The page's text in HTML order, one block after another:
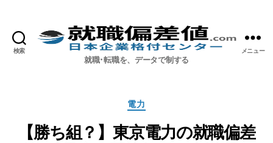
検索 就職偏差値.com【公式】
就職･転職を、データで制する
メニュー
カ
ゴ
電力
【勝ち組？】東京電力の就職偏差